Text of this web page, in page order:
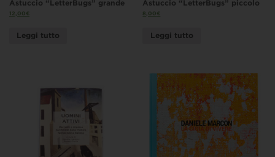
Astuccio “LetterBugs” grande
12,00€
Leggi tutto
Astuccio “LetterBugs” piccolo
8,00€
Leggi tutto